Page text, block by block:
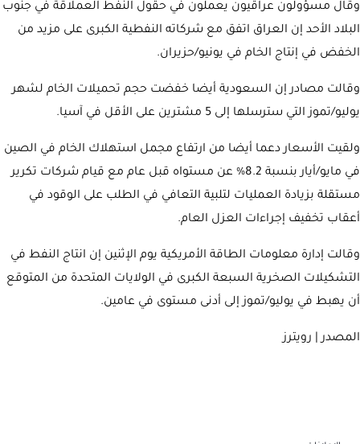
وقال مسؤولون عراقيون يعملون في حقول النفط العملاقة في جنوب
البلاد الأحد إن العراق اتفق مع شركاته النفطية الكبرى على مزيد من
الخفض في إنتاج الخام في يونيو/حزيران.
وقالت مصادر إن السعودية أيضا خفضت حجم تحميلات الخام لشهر
يوليو/تموز التي سترسلها إلى 5 مشترين على الأقل في آسيا.
ولقيت الأسعار دعما أيضا من ارتفاع مجمل استهلاك الخام في الصين
في مايو/أيار بنسبة 8.2% عن مستواه قبل عام مع قيام شركات تكرير
مستقلة بزيادة العمليات لتلبية التعافي في الطلب على الوقود في
أعقاب تخفيف إجراءات العزل العام.
وقالت إدارة معلومات الطاقة الأمريكية يوم الإثنين إن انتاج النفط في
التشكيلات الصخرية السبعة الكبرى في الولايات المتحدة من المتوقع
أن يهبط في يوليو/تموز إلى أدنى مستوى في عامين.
المصدر | رويترز